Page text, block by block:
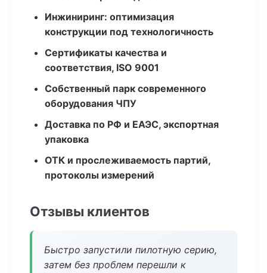
Инжиниринг: оптимизация
конструкции под технологичность
Сертификаты качества и
соответствия, ISO 9001
Собственный парк современного
оборудования ЧПУ
Доставка по РФ и ЕАЭС, экспортная
упаковка
ОТК и прослеживаемость партий,
протоколы измерений
Отзывы клиентов
Быстро запустили пилотную серию,
затем без проблем перешли к